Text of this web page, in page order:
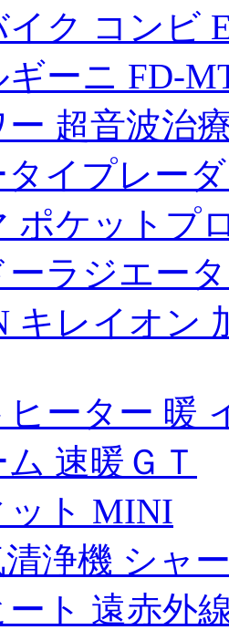
ク コンビ
ーニ FD-
超音波治
タイプレー
ポケットプ
ラジエー
キレイオン
ヒーター 暖
速暖ＧＴ
ット MINI
浄機 シャ
ト 遠赤外